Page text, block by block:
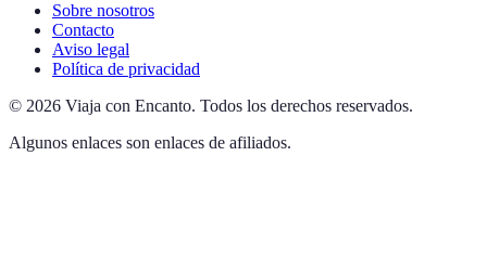
Sobre nosotros
Contacto
Aviso legal
Política de privacidad
© 2026 Viaja con Encanto. Todos los derechos reservados.
Algunos enlaces son enlaces de afiliados.